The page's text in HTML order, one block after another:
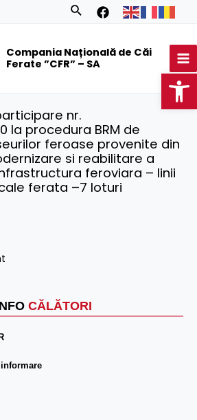
Search
Compania Națională de Căi
Ferate ”CFR” – SA
CĂLĂTORI
nr.
la procedura BRM de
feroase provenite din
si reabilitare a
feroviara – linii
ferata –7 loturi